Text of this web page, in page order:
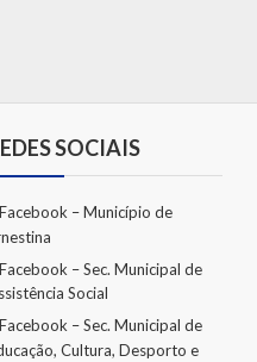
SOCIAIS
Facebook – Município de
Facebook – Sec. Municipal de
Social
Facebook – Sec. Municipal de
Cultura, Desporto e